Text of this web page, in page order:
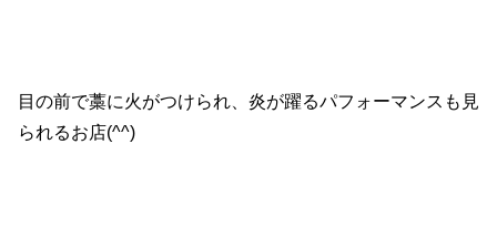
目の前で藁に火がつけられ、炎が躍るパフォーマンスも見
られるお店(^^)